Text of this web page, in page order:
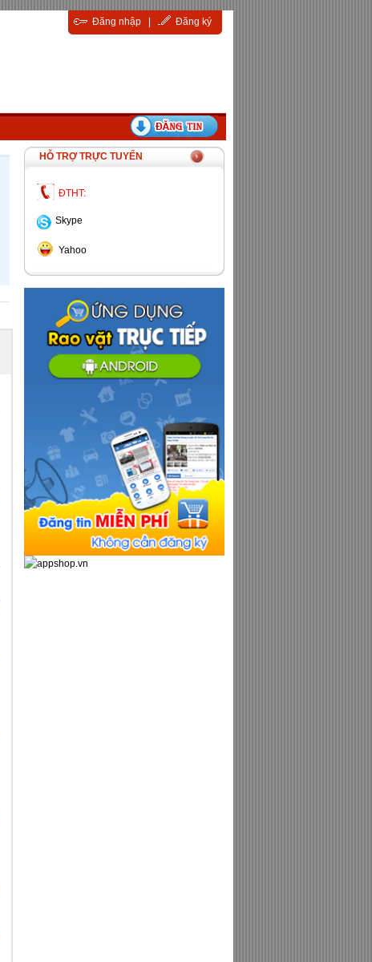
Đăng nhập Đăng ký
HỖ TRỢ TRỰC TUYẾN
ĐTHT:
Skype
Yahoo